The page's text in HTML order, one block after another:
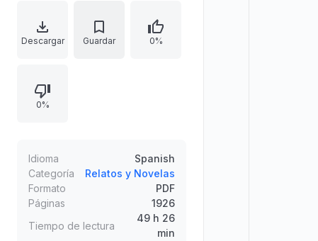
batallas. La historia se narra desde
la vida de Scarlett O’Hara, joven de
provocadas por una guerra
destructiva. El texto destaca la
de su camino inesperado,
mostrando su carácter entre
deberes sociales y decisiones
personales.
Descargar Guardar 0%
0%
Idioma
Spanish
Categoría
Relatos y Novelas
Formato
PDF
Páginas
1926
Tiempo de lectura
49 h 26
min